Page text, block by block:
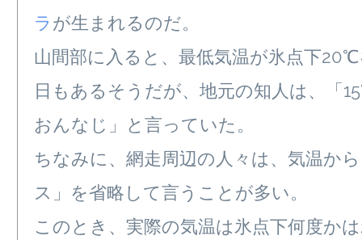
ラが生まれるのだ。
山間部に入ると、最低気温が氷点下
日もあるそうだが、地元の知人は、「
おんなじ」と言っていた。
ちなみに、網走周辺の人々は、気温か
ス」を省略して言うことが多い。
このとき、実際の気温は氷点下何度か